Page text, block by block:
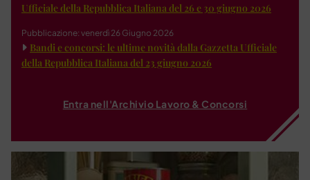
Ufficiale della Repubblica Italiana del 26 e 30 giugno 2026
Pubblicazione: venerdì 26 Giugno 2026
Bandi e concorsi: le ultime novità dalla Gazzetta Ufficiale
della Repubblica Italiana del 23 giugno 2026
Entra nell'Archivio Lavoro & Concorsi